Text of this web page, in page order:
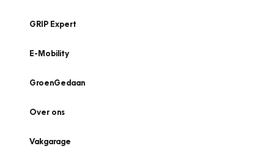
GRIP Expert
E-Mobility
GroenGedaan
Over ons
Vakgarage